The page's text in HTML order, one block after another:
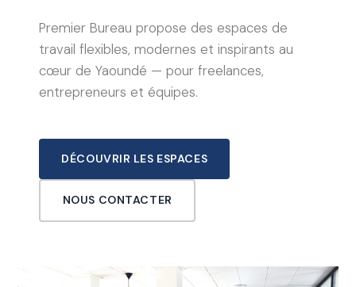
Premier Bureau propose des espaces de
travail flexibles, modernes et inspirants au
cœur de Yaoundé — pour freelances,
entrepreneurs et équipes.
DÉCOUVRIR LES ESPACES
NOUS CONTACTER